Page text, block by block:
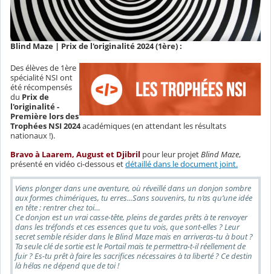
Blind Maze | Prix de l'originalité 2024 (1ère) :
Des élèves de 1ère
spécialité NSI ont
été récompensés
du Prix de
l'originalité -
Première lors des
Trophées NSI 2024académiques (en attendant les résultats
nationaux !).
Bravo à Laarem, August et Djibril pour leur projetBlind Maze,
présenté en vidéo ci-dessous etdétaillé dans le document joint.
Viens plonger dans une aventure, où réveillé dans un donjon sombre
aux formes chimériques, tu erres...Sans souvenirs, tu n’as qu’une idée
en tête : rentrer chez toi…
Ce donjon est un vrai casse-tête, pleins de gardes prêts à te renvoyer
dans les tréfonds et ces essences que tu vois, que sont-elles ? Leur
secret semble résider dans le Blind Maze mais en arriveras-tu à bout ?
Ta seule clé de sortie est le Portail mais te permettra-t-il réellement de
fuir ? Es-tu prêt à faire les sacrifices nécessaires à ta liberté ? Ce destin
là hélas ne dépend que de toi !